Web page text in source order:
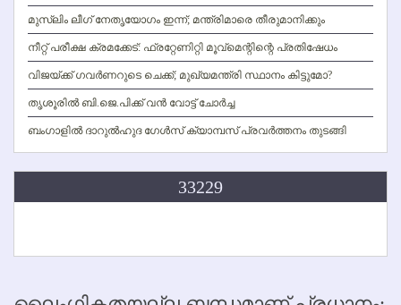
മുസ്ലിം ലീഗ് നേതൃയോഗം ഇന്ന്; മന്ത്രിമാരെ തീരുമാനിക്കും
നീറ്റ് പരീക്ഷ ക്രമക്കേട്: ഫ്രറ്റേണിറ്റി മൂവ്‌മെന്റിന്റെ പ്രതിഷേധം
വിജയ്ക്ക് ഗവര്‍ണറുടെ ചെക്ക്; മുഖ്യമന്ത്രി സ്ഥാനം കിട്ടുമോ?
തൃശൂരില്‍ ബി.ജെ.പിക്ക് വന്‍ വോട്ട് ചോര്‍ച്ച
ബംഗാളില്‍ ദാറുല്‍ഹുദ ഗേള്‍സ് ക്യാമ്പസ് പ്രവര്‍ത്തനം തുടങ്ങി
33229